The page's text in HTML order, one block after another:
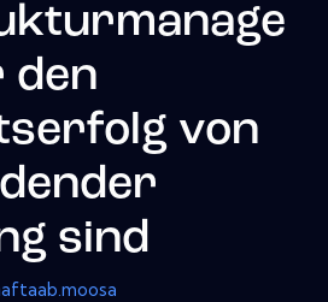
den
von
sind